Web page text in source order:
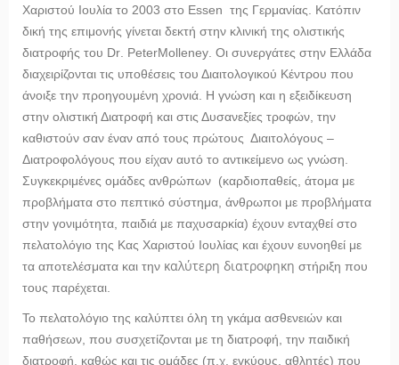
Χαριστού Ιουλία το 2003 στο Essen της Γερμανίας. Κατόπιν
δική της επιμονής γίνεται δεκτή στην κλινική της ολιστικής
διατροφής του Dr. PeterMolleney. Οι συνεργάτες στην Ελλάδα
διαχειρίζονται τις υποθέσεις του Διαιτολογικού Κέντρου που
άνοιξε την προηγουμένη χρονιά. Η γνώση και η εξειδίκευση
στην ολιστική Διατροφή και στις Δυσανεξίες τροφών, την
καθιστούν σαν έναν από τους πρώτους Διαιτολόγους –
Διατροφολόγους που είχαν αυτό το αντικείμενο ως γνώση.
Συγκεκριμένες ομάδες ανθρώπων (καρδιοπαθείς, άτομα με
προβλήματα στο πεπτικό σύστημα, άνθρωποι με προβλήματα
στην γονιμότητα, παιδιά με παχυσαρκία) έχουν ενταχθεί στο
πελατολόγιο της Κας Χαριστού Ιουλίας και έχουν ευνοηθεί με
τα αποτελέσματα και την καλύτερη διατροφηκη στήριξη που
τους παρέχεται.
Το πελατολόγιο της καλύπτει όλη τη γκάμα ασθενειών και
παθήσεων, που συσχετίζονται με τη διατροφή, την παιδική
διατροφή, καθώς και τις ομάδες (π.χ. εγκύους, αθλητές) που